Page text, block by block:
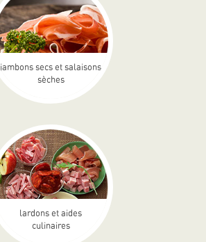
jambons secs et salaisons
sèches
lardons et aides
culinaires